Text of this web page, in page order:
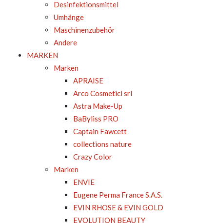
Desinfektionsmittel
Umhänge
Maschinenzubehör
Andere
MARKEN
Marken
APRAISE
Arco Cosmetici srl
Astra Make-Up
BaByliss PRO
Captain Fawcett
collections nature
Crazy Color
Marken
ENVIE
Eugene Perma France S.A.S.
EVIN RHOSE & EVIN GOLD
EVOLUTION BEAUTY